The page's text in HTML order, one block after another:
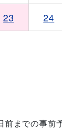
23 24
までの事前